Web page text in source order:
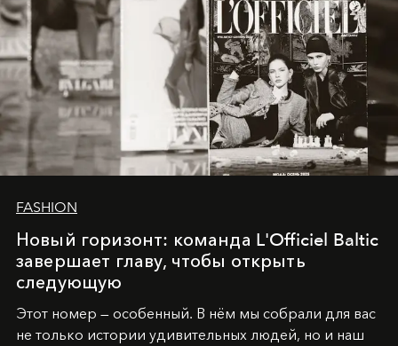
FASHION
Новый горизонт: команда L'Officiel Baltic
завершает главу, чтобы открыть
следующую
Этот номер — особенный. В нём мы собрали для вас
не только истории удивительных людей, но и наш